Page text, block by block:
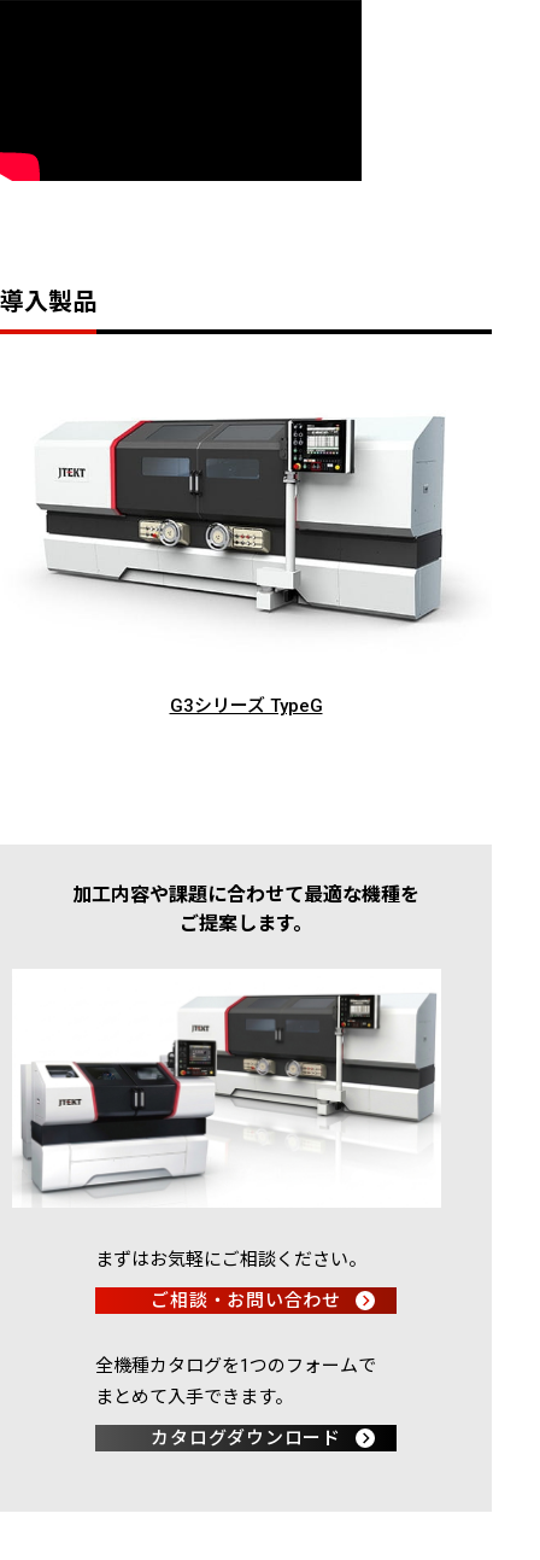
導入製品
G3シリーズ TypeG
加工内容や課題に合わせて最適な機種を
ご提案します。
まずはお気軽にご相談ください。
ご相談・お問い合わせ
全機種カタログを1つのフォームで
まとめて入手できます。
カタログダウンロード